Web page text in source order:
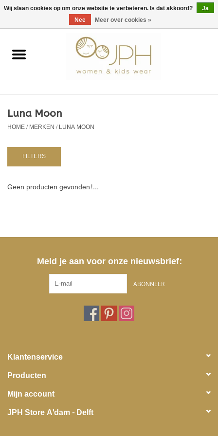
EUR/GBP/USD 0 Artikelen - €0,00
Home
Kids
NURSERY / TABLEWARE
Luna Moon
HOME/MERKEN/LUNA MOON
FILTERS
Geen producten gevonden!...
Meld je aan voor onze nieuwsbrief:
ABONNEER
Klantenservice
Producten
Mijn account
JPH Store A'dam - Delft
Wij slaan cookies op om onze website te verbeteren. Is dat akkoord?
Ja
Nee
Meer over cookies »